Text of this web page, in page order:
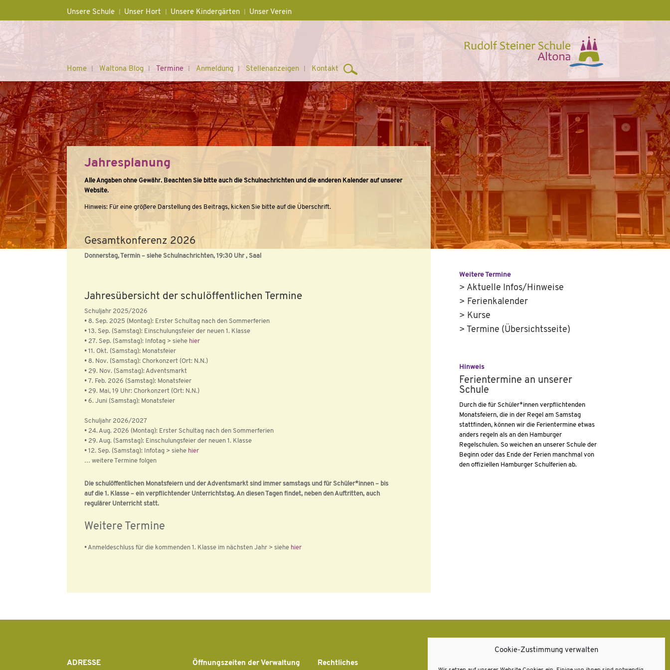
Cookie-Zustimmung verwalten
Unsere Schule Unser Hort Unsere Kindergärten Unser Verein
Home Waltona Blog Termine Anmeldung Stellenanzeigen Kontakt
Jahresplanung
Alle Angaben ohne Gewähr. Beachten Sie bitte auch die Schulnachrichten und die anderen Kalender auf unserer
Website.
Hinweis: Für eine größere Darstellung des Beitrags, kicken Sie bitte auf die Überschrift.
Gesamtkonferenz 2026
Donnerstag, Termin – siehe Schulnachrichten, 19:30 Uhr , Saal
Jahresübersicht der schulöffentlichen Termine
Schuljahr 2025/2026
• 8. Sep. 2025 (Montag): Erster Schultag nach den Sommerferien
• 13. Sep. (Samstag): Einschulungsfeier der neuen 1. Klasse
• 27. Sep. (Samstag): Infotag > siehe hier
• 11. Okt. (Samstag): Monatsfeier
• 8. Nov. (Samstag): Chorkonzert (Ort: N.N.)
• 29. Nov. (Samstag): Adventsmarkt
• 7. Feb. 2026 (Samstag): Monatsfeier
• 29. Mai, 19 Uhr: Chorkonzert (Ort: N.N.)
• 6. Juni (Samstag): Monatsfeier
Schuljahr 2026/2027
• 24. Aug. 2026 (Montag): Erster Schultag nach den Sommerferien
• 29. Aug. (Samstag): Einschulungsfeier der neuen 1. Klasse
• 12. Sep. (Samstag): Infotag > siehe hier
… weitere Termine folgen
Die schulöffentlichen Monatsfeiern und der Adventsmarkt sind immer samstags und für Schüler*innen – bis
auf die 1. Klasse – ein verpflichtender Unterrichtstag. An diesen Tagen findet, neben den Auftritten, auch
regulärer Unterricht statt.
Weitere Termine
• Anmeldeschluss für die kommenden 1. Klasse im nächsten Jahr > siehe hier
Weitere Termine
> Aktuelle Infos/Hinweise
> Ferienkalender
> Kurse
> Termine (Übersichtsseite)
Hinweis
Ferientermine an unserer
Schule
Durch die für Schüler*innen verpflichtenden
Monatsfeiern, die in der Regel am Samstag
stattfinden, können wir die Ferientermine etwas
anders regeln als an den Hamburger
Regelschulen. So weichen an unserer Schule der
Beginn oder das Ende der Ferien manchmal von
den offiziellen Hamburger Schulferien ab.
ADRESSE Öffnungszeiten der Verwaltung Rechtliches